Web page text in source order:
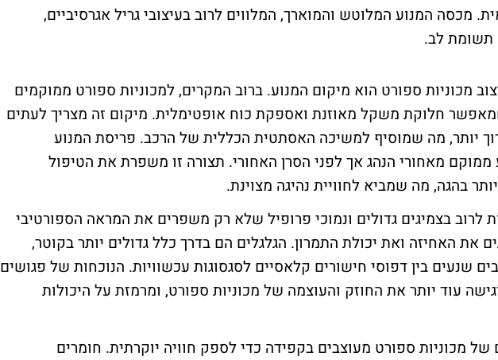
מכסה המנוע המלוטש והמוארך, המלווים לרוב בעיצובי גריל אגרסיביים,
תשומת לב.
מכוניות ספורט הוא מיקום המנוע. ברוב המקרים, למכוניות ספורט ממוקמים
חלוקת משקל מאוזנת ואספקת כוח אופטימלית. מיקום זה מצריך לעתים
יותר, מה שמוסיף למשיכה האסתטית הכללית של הרכב. פריסת המנוע
מאחורי הנהג אך לפני הסרן האחורי. תצורה זו משפרת את הטיפול
בהגה, מה שמביא לחוויית נהיגה מצוינת.
לרוב בצמיגים גדולים ונמוכי פרופיל שלא רק משפרים את המראה הספורטיבי
האחיזה ואת יכולת התמרון. הגלגלים הם בדרך כלל גדולים יותר בקוטר,
שנעים בין דפוסי חישורים קלאסיים לסגסוגות עכשוויות. הנוכחות של פגושים
עוד יותר את החוזק והעוצמה של מכוניות ספורט, ומרמזת על היכולות
של מכוניות ספורט מעוצבים בקפידה כדי לספק חוויה יוקרתית. חומרים